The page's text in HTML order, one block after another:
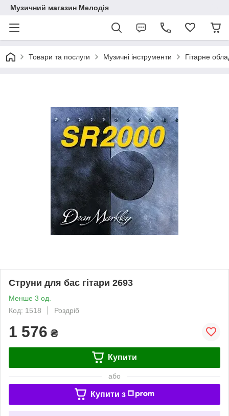
Музичний магазин Мелодія
Товари та послуги Музичні інструменти Гітарне
Струни для бас гітари 2693
Менше 3 од.
Код: 1518
Роздріб
1 576 ₴
Купити
або
Купити з